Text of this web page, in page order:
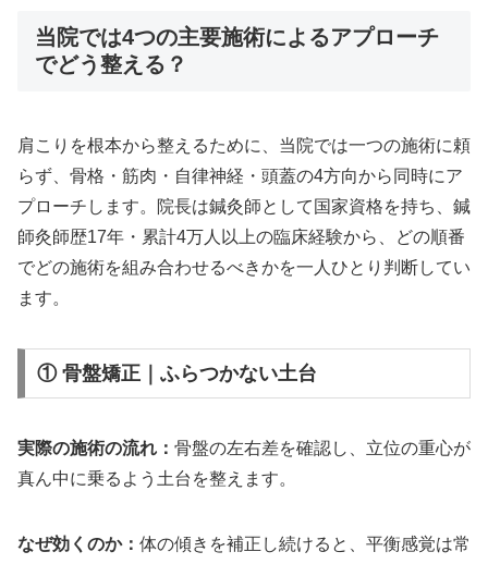
当院では4つの主要施術によるアプローチ
でどう整える？
肩こりを根本から整えるために、当院では一つの施術に頼
らず、骨格・筋肉・自律神経・頭蓋の4方向から同時にア
プローチします。院長は鍼灸師として国家資格を持ち、鍼
師灸師歴17年・累計4万人以上の臨床経験から、どの順番
でどの施術を組み合わせるべきかを一人ひとり判断してい
ます。
① 骨盤矯正｜ふらつかない土台
実際の施術の流れ： 骨盤の左右差を確認し、立位の重心が
真ん中に乗るよう土台を整えます。
なぜ効くのか： 体の傾きを補正し続けると、平衡感覚は常